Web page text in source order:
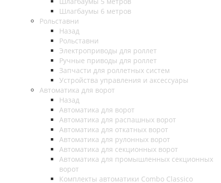
Шлагбаумы 6 метров
Рольставни
Назад
Рольставни
Электроприводы для роллет
Ручные приводы для роллет
Запчасти для роллетных систем
Устройства управления и аксессуары
Автоматика для ворот
Назад
Автоматика для ворот
Автоматика для распашных ворот
Автоматика для откатных ворот
Автоматика для рулонных ворот
Автоматика для секционных ворот
Автоматика для промышленных секционных
ворот
Комплекты автоматики Combo Classico